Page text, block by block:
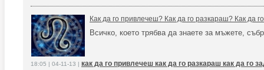
Как да го привлечеш? Как да го разкараш? Как да
Всичко, което трябва да знаете за мъжете,
18:05 | 04-11-13 | как да го привлечеш как да го разкараш как да го